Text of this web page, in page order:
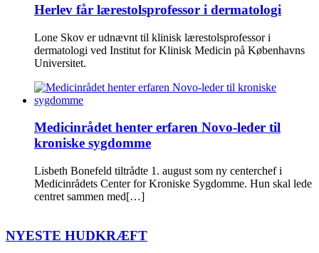
Herlev får lærestolsprofessor i dermatologi
Lone Skov er udnævnt til klinisk lærestolsprofessor i
dermatologi ved Institut for Klinisk Medicin på Københavns
Universitet.
Medicinrådet henter erfaren Novo-leder til
kroniske sygdomme
Lisbeth Bonefeld tiltrådte 1. august som ny centerchef i
Medicinrådets Center for Kroniske Sygdomme. Hun skal lede
centret sammen med[…]
NYESTE HUDKRÆFT